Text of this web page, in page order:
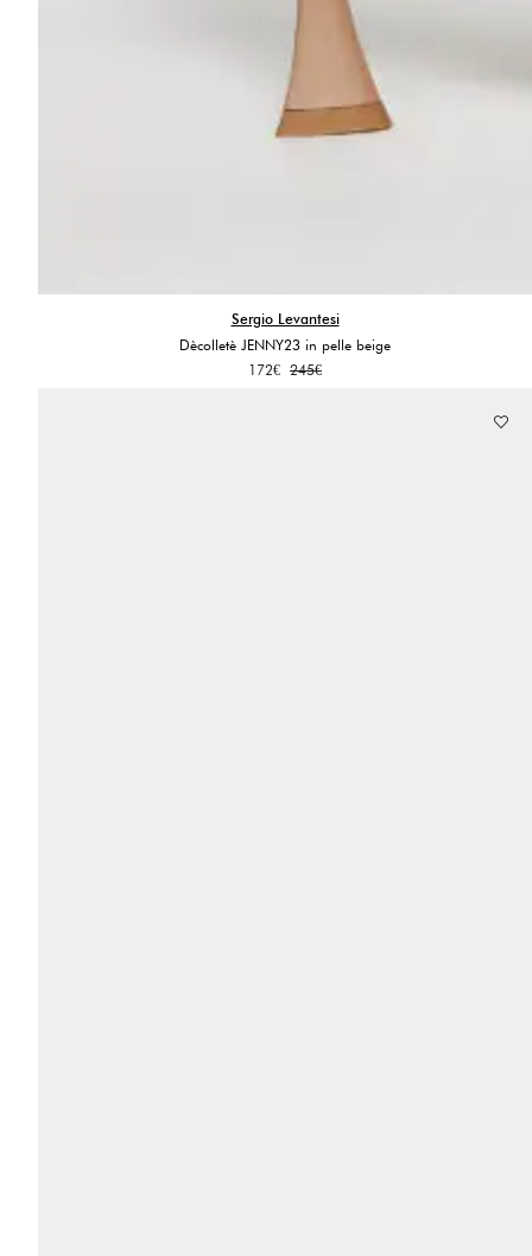
Sergio Levantesi
Dècolletè JENNY23 in pelle beige
245€
Il172€
Il